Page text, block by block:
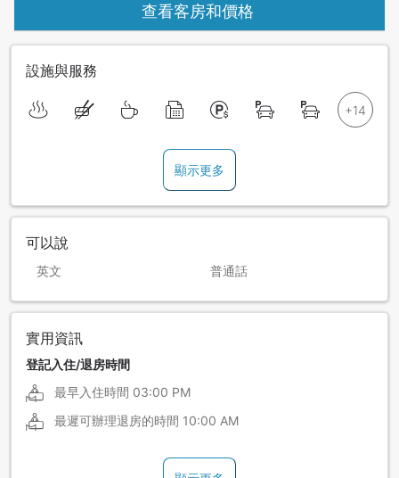
查看客房和價格
設施與服務
顯示更多
可以說
英文 普通話
實用資訊
登記入住/退房時間
最早入住時間 03:00 PM
最遲可辦理退房的時間 10:00 AM